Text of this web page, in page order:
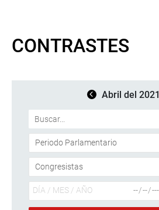
CONTRASTES
Abril del 2021